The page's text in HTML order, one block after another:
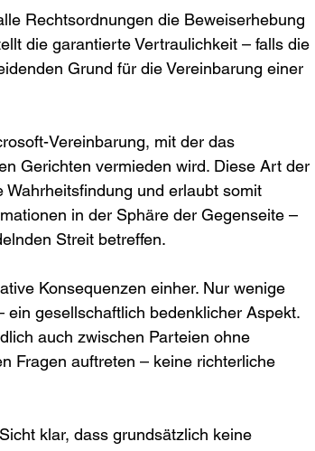
Rechtsordnungen die Beweiserhebung
die garantierte Vertraulichkeit – falls die
Grund für die Vereinbarung einer
Vereinbarung, mit der das
Gerichten vermieden wird. Diese Art der
und erlaubt somit
in der Sphäre der Gegenseite –
Streit betreffen.
Konsequenzen einher. Nur wenige
gesellschaftlich bedenklicher Aspekt.
auch zwischen Parteien ohne
Fragen auftreten – keine richterliche
klar, dass grundsätzlich keine